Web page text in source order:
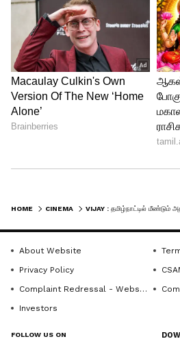
வந்தது. பெரிய பட்ஜெட்
படங்களுக்குக் கூட,
முதல் காட்சிகளுக்கு
மணிக்குத்தான் அனுமதி
5
6
தடைகளை தகர்ப்பாரா
HOME CINEMA
About Website
Privacy Policy
Complaint Redressal - Website
Investors
FOLLOW US ON